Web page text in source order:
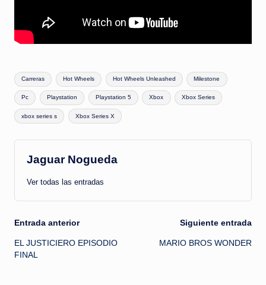
Etiquetas:
Carreras Hot Wheels Hot Wheels Unleashed Milestone
Pc Playstation Playstation 5 Xbox Xbox Series
xbox series s Xbox Series X
Jaguar Nogueda
Ver todas las entradas
Navegación
de
Entrada anterior
EL JUSTICIERO EPISODIO
FINAL
Siguiente entrada
MARIO BROS WONDER